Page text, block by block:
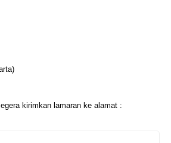
kirimkan lamaran ke alamat :